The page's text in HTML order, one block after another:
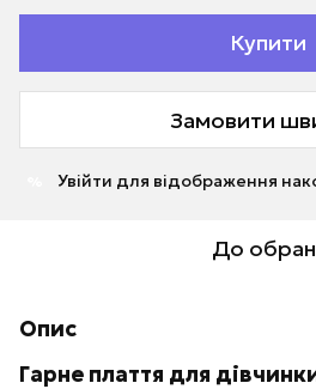
Купити
Замовити
Увійти для відображення
До
Опис
Гарне плаття для